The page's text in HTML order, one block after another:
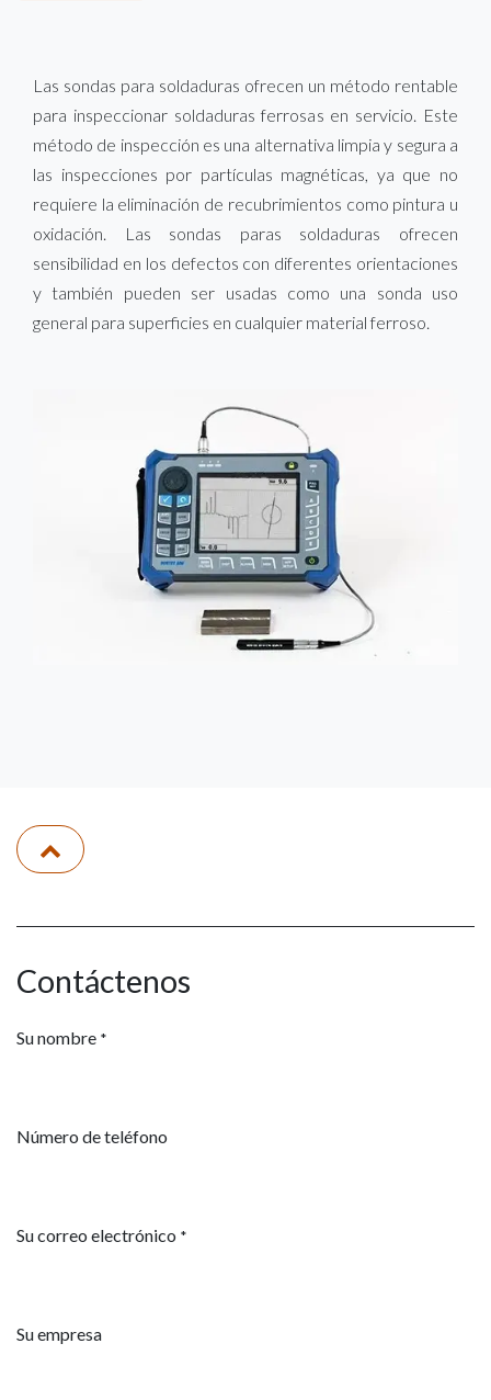
Las sondas para soldaduras ofrecen un método rentable
para inspeccionar soldaduras ferrosas en servicio. Este
método de inspección es una alternativa limpia y segura a
las inspecciones por partículas magnéticas, ya que no
requiere la eliminación de recubrimientos como pintura u
oxidación. Las sondas paras soldaduras ofrecen
sensibilidad en los defectos con diferentes orientaciones
y también pueden ser usadas como una sonda uso
general para superficies en cualquier material ferroso.
Contáctenos
Su nombre *
Número de teléfono
Su correo electrónico *
Su empresa